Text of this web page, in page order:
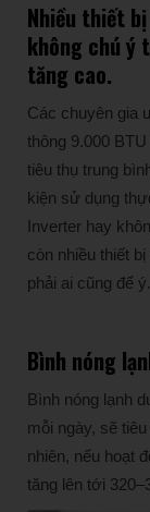
Nhiều thiết
không chú ý
tăng cao.
Các chuyên gia
thông 9.000
tiêu thụ trung
kiện sử dụng
Inverter hay
còn nhiều thiết
phải ai cũng để ý.
Bình nóng
Bình nóng lạnh
mỗi ngày, sẽ
nhiên, nếu hoạt
tăng lên tới